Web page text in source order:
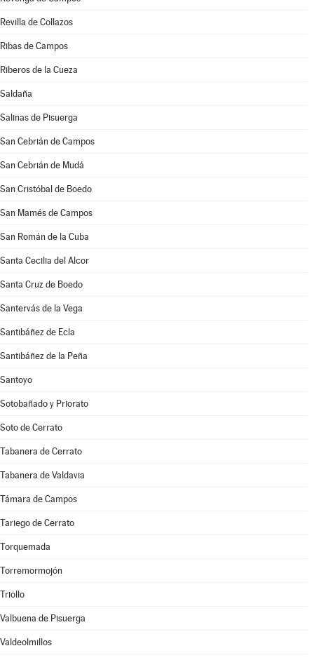
Revilla de Collazos
Ribas de Campos
Riberos de la Cueza
Saldaña
Salinas de Pisuerga
San Cebrián de Campos
San Cebrián de Mudá
San Cristóbal de Boedo
San Mamés de Campos
San Román de la Cuba
Santa Cecilia del Alcor
Santa Cruz de Boedo
Santervás de la Vega
Santibáñez de Ecla
Santibáñez de la Peña
Santoyo
Sotobañado y Priorato
Soto de Cerrato
Tabanera de Cerrato
Tabanera de Valdavia
Támara de Campos
Tariego de Cerrato
Torquemada
Torremormojón
Triollo
Valbuena de Pisuerga
Valdeolmillos